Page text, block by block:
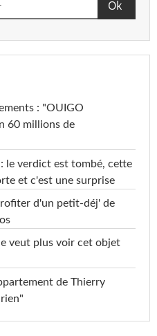
: "OUIGO
60 millions de
le verdict est tombé, cette
et c'est une surprise
d'un petit-déj' de
veut plus voir cet objet
de Thierry